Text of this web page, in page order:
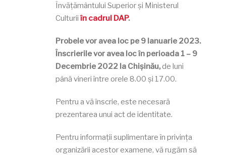
Învățământului Superior și Ministerul
Culturiiîn cadrul DAP.
Probele vor avea loc pe 9 Ianuarie 2023.
Înscrierile vor avea loc în perioada 1 – 9
Decembrie 2022 la Chișinău,de luni
până vineri între orele 8.00 și 17.00.
Pentru a vă înscrie, este necesară
prezentarea unui act de identitate.
Pentru informații suplimentare în privința
organizării acestor examene, vă rugăm să